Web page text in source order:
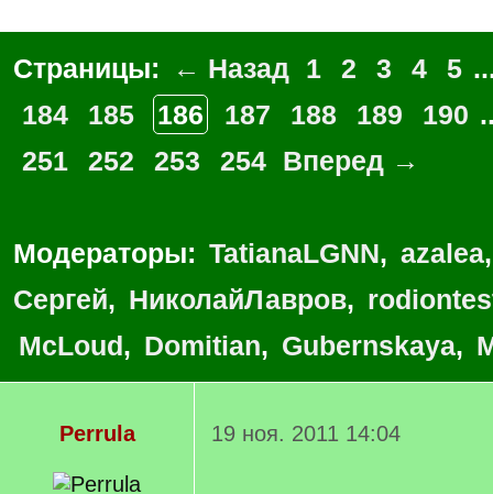
Страницы: ← Назад 1 2 3 4 5
184
185 186 187 188 189 190
251
252 253 254 Вперед →
Модераторы: TatianaLGNN, azalea
Сергей, НиколайЛавров,
McLoud, Domitian, Gubernskaya,
Perrula 19 ноя. 2011 14:04